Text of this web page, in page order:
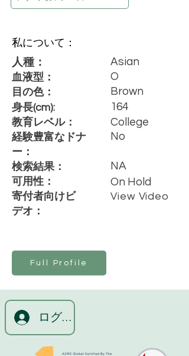
私について：
人種：
血液型：
目の色：
身長(cm):
教育レベル：
経験豊富なドナ
ー：
検索結果：
可用性：
寄付者向けビ
デオ：
Asian
O
Brown
164
College
No
NA
On Hold
View Video
Full Profile
ログイン